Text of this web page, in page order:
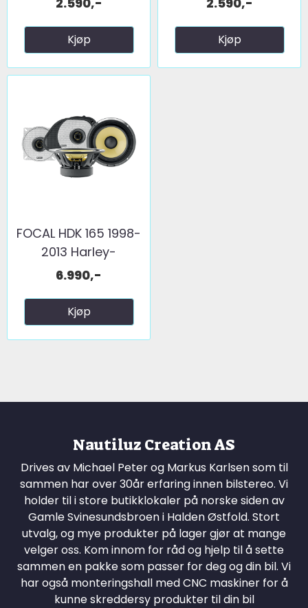
2.590,-
Kjøp
2.590,-
Kjøp
FOCAL HDK 165 1998-
2013 Harley-
Davidson
6.990,-
Kjøp
Nautiluz Creation AS
Drives av Michael Peter og Markus Karlsen som til
sammen har over 30år erfaring innen bilstereo. Vi
holder til i store butikklokaler på norske siden av
Gamle Svinesundsbroen i Halden Østfold. Stort
utvalg, og mye produkter på lager gjør at mange
velger oss. Kom innom for råd og hjelp til å sette
sammen en pakke som passer for deg og din bil. Vi
har også monteringshall med CNC maskiner for å
kunne skreddersy produkter til din bil